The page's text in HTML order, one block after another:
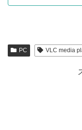
PC VLC media